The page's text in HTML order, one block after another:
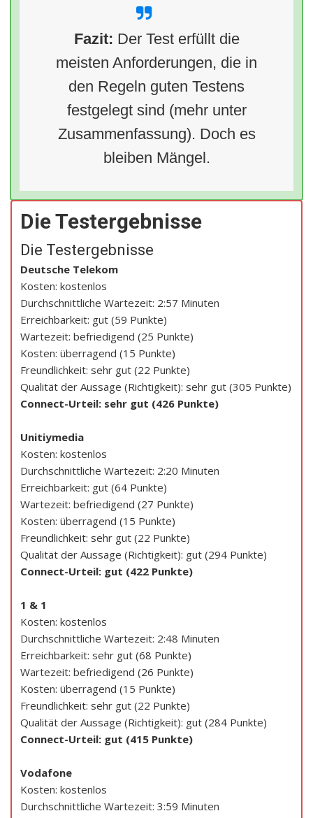
Fazit: Der Test erfüllt die
meisten Anforderungen, die in
den Regeln guten Testens
festgelegt sind (mehr unter
Zusammenfassung). Doch es
bleiben Mängel.
Die Testergebnisse
Die Testergebnisse
Deutsche Telekom
Kosten: kostenlos
Durchschnittliche Wartezeit: 2:57 Minuten
Erreichbarkeit: gut (59 Punkte)
Wartezeit: befriedigend (25 Punkte)
Kosten: überragend (15 Punkte)
Freundlichkeit: sehr gut (22 Punkte)
Qualität der Aussage (Richtigkeit): sehr gut (305 Punkte)
Connect-Urteil: sehr gut (426 Punkte)
Unitiymedia
Kosten: kostenlos
Durchschnittliche Wartezeit: 2:20 Minuten
Erreichbarkeit: gut (64 Punkte)
Wartezeit: befriedigend (27 Punkte)
Kosten: überragend (15 Punkte)
Freundlichkeit: sehr gut (22 Punkte)
Qualität der Aussage (Richtigkeit): gut (294 Punkte)
Connect-Urteil: gut (422 Punkte)
1 & 1
Kosten: kostenlos
Durchschnittliche Wartezeit: 2:48 Minuten
Erreichbarkeit: sehr gut (68 Punkte)
Wartezeit: befriedigend (26 Punkte)
Kosten: überragend (15 Punkte)
Freundlichkeit: sehr gut (22 Punkte)
Qualität der Aussage (Richtigkeit): gut (284 Punkte)
Connect-Urteil: gut (415 Punkte)
Vodafone
Kosten: kostenlos
Durchschnittliche Wartezeit: 3:59 Minuten